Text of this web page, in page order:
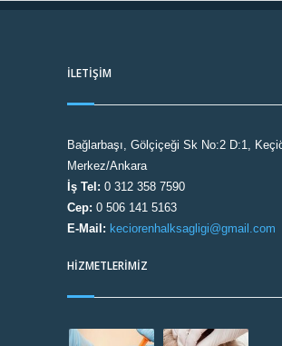
İLETIŞIM
Bağlarbaşı, Gölçiçeği Sk No:2 D:1,
Merkez/Ankara
İş Tel: 0 312 358 7590
Cep: 0 506 141 5163
E-Mail: keciorenhalksagligi@gmail.com
HİZMETLERİMİZ